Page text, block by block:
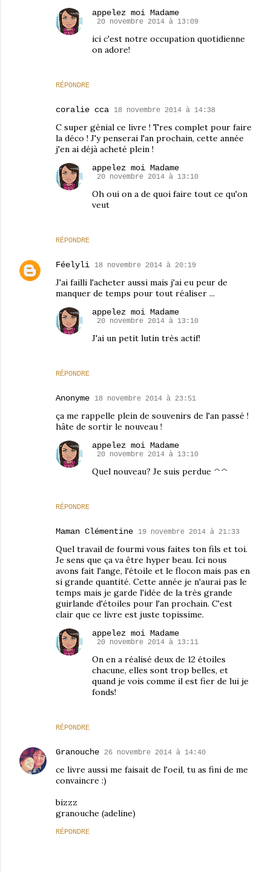
RÉPONDRE
appelez moi Madame
20 novembre 2014 à 13:09
ici c'est notre occupation quotidienne
on adore!
coralie cca 18 novembre 2014 à 14:38
C super génial ce livre ! Tres complet pour faire
la déco ! J'y penserai l'an prochain, cette année
j'en ai déjà acheté plein !
RÉPONDRE
appelez moi Madame
20 novembre 2014 à 13:10
Oh oui on a de quoi faire tout ce qu'on
veut
Féelyli 18 novembre 2014 à 20:19
J'ai failli l'acheter aussi mais j'ai eu peur de
manquer de temps pour tout réaliser ...
RÉPONDRE
appelez moi Madame
20 novembre 2014 à 13:10
J'ai un petit lutin très actif!
Anonyme 18 novembre 2014 à 23:51
ça me rappelle plein de souvenirs de l'an passé !
hâte de sortir le nouveau !
RÉPONDRE
appelez moi Madame
20 novembre 2014 à 13:10
Quel nouveau? Je suis perdue ^^
Maman Clémentine 19 novembre 2014 à 21:33
Quel travail de fourmi vous faites ton fils et toi.
Je sens que ça va être hyper beau. Ici nous
avons fait l'ange, l'étoile et le flocon mais pas en
si grande quantité. Cette année je n'aurai pas le
temps mais je garde l'idée de la très grande
guirlande d'étoiles pour l'an prochain. C'est
clair que ce livre est juste topissime.
RÉPONDRE
appelez moi Madame
20 novembre 2014 à 13:11
On en a réalisé deux de 12 étoiles
chacune, elles sont trop belles, et
quand je vois comme il est fier de lui je
fonds!
Granouche 26 novembre 2014 à 14:40
ce livre aussi me faisait de l'oeil, tu as fini de me
convaincre :)
bizzz
granouche (adeline)
RÉPONDRE